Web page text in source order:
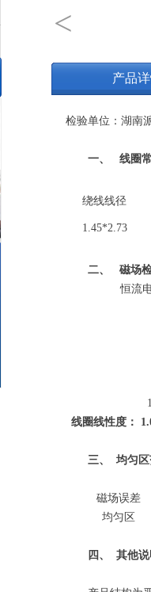
<
产品
检验单位：湖南
一、 线圈
绕线线径
1.45*2.73
二、
磁场
恒流
线圈线性度：
三、 均匀区
磁场误差
均匀区
四、 其他说